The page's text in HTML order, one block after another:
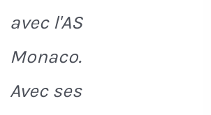
avec l'AS
Monaco.
Avec ses